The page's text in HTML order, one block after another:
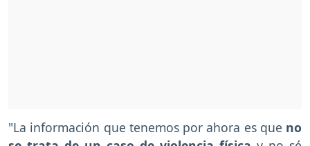
"La información que tenemos por ahora es que no